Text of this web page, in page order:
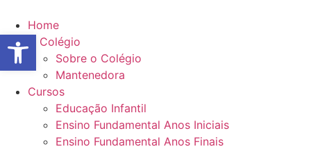
para
conteúdo
Home
O Colégio
Sobre o Colégio
Mantenedora
Cursos
Educação Infantil
Ensino Fundamental Anos Iniciais
Ensino Fundamental Anos Finais
Abrir a barra de ferramentas